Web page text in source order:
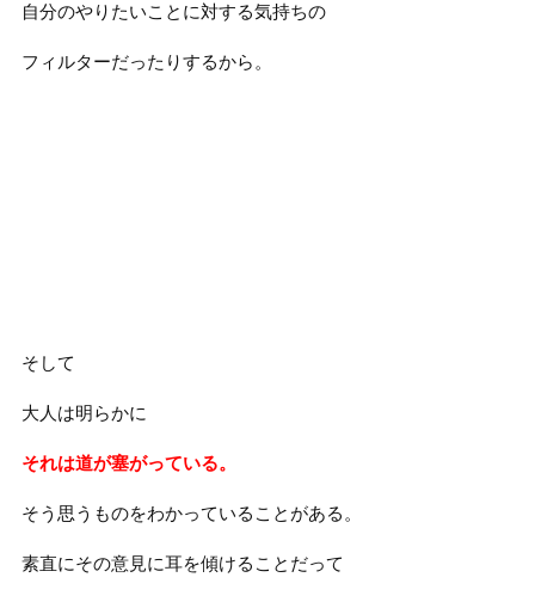
自分のやりたいことに対する気持ちの
フィルターだったりするから。
そして
大人は明らかに
それは道が塞がっている。
そう思うものをわかっていることがある。
素直にその意見に耳を傾けることだって